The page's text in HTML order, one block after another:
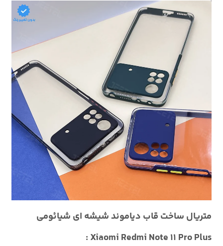
متریال ساخت قاب دیاموند شیشه ای شیائومی
Xiaomi Redmi Note 11 Pro Plus :